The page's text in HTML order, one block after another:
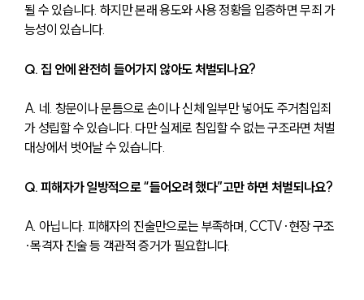
될 수 있습니다. 하지만 본래 용도와 사용 정황을 입증하면 무죄 가
능성이 있습니다.
Q. 집 안에 완전히 들어가지 않아도 처벌되나요?
A. 네. 창문이나 문틈으로 손이나 신체 일부만 넣어도 주거침입죄
가 성립할 수 있습니다. 다만 실제로 침입할 수 없는 구조라면 처벌
대상에서 벗어날 수 있습니다.
Q. 피해자가 일방적으로 “들어오려 했다”고만 하면 처벌되나요?
A. 아닙니다. 피해자의 진술만으로는 부족하며, CCTV·현장 구조
·목격자 진술 등 객관적 증거가 필요합니다.